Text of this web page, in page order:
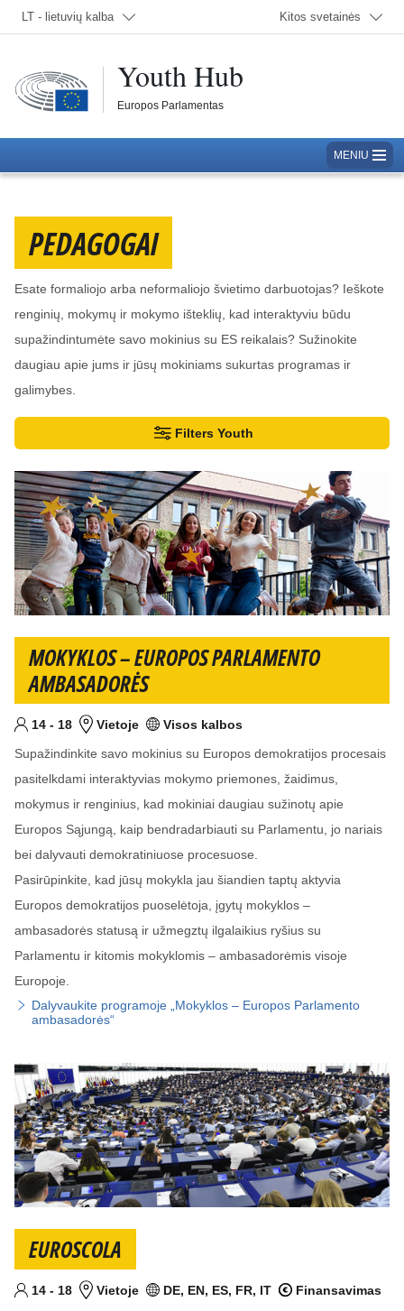
Pasirinkite kalbą; Šiuo metu:
LT - lietuvių kalba Kitos svetainės
Youth Hub
Europos Parlamentas
MENIU
PEDAGOGAI
Esate formaliojo arba neformaliojo švietimo darbuotojas? Ieškote
renginių, mokymų ir mokymo išteklių, kad interaktyviu būdu
supažindintumėte savo mokinius su ES reikalais? Sužinokite
daugiau apie jums ir jūsų mokiniams sukurtas programas ir
galimybes.
Filters Youth
Rasta rezultatų:11
MOKYKLOS – EUROPOS PARLAMENTO
AMBASADORĖS
Tikslinis am?ius
Nuo
14 - iki
18metai
VietaVietoje Kalba (-os)
Visos kalbos
Supažindinkite savo mokinius su Europos demokratijos procesais
pasitelkdami interaktyvias mokymo priemones, žaidimus,
mokymus ir renginius, kad mokiniai daugiau sužinotų apie
Europos Sąjungą, kaip bendradarbiauti su Parlamentu, jo nariais
bei dalyvauti demokratiniuose procesuose.
Pasirūpinkite, kad jūsų mokykla jau šiandien taptų aktyvia
Europos demokratijos puoselėtoja, įgytų mokyklos –
ambasadorės statusą ir užmegztų ilgalaikius ryšius su
Parlamentu ir kitomis mokyklomis – ambasadorėmis visoje
Europoje.
Dalyvaukite programoje „Mokyklos – Europos Parlamento
ambasadorės“
EUROSCOLA
Tikslinis am?ius
Nuo
14 - iki
18metai
VietaVietoje Kalba (-os)
DE, EN, ES, FR, IT Finansuojamas
Finansavimas